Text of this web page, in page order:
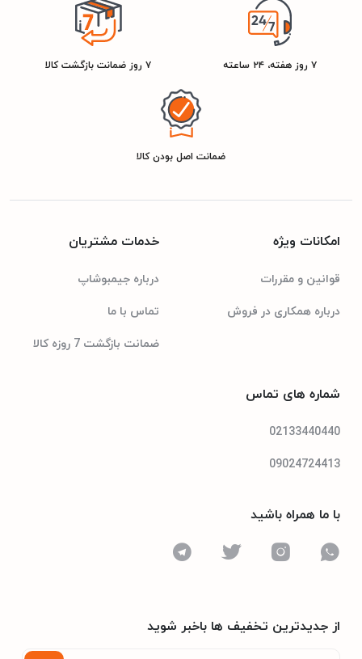
2900949014794
مشخصات مصرف انرژی
۷ روز هفته، ۲۴ ساعته ۷ روز ضمانت بازگشت کالا
ضمانت اصل بودن کالا
امکانات ویژه
قوانین و مقررات
درباره همکاری در فروش
خدمات مشتریان
درباره جیمبوشاپ
تماس با ما
ضمانت بازگشت 7 روزه کالا
شماره های تماس
02133440440
09024724413
با ما همراه باشید
از جدیدترین تخفیف ها باخبر شوید